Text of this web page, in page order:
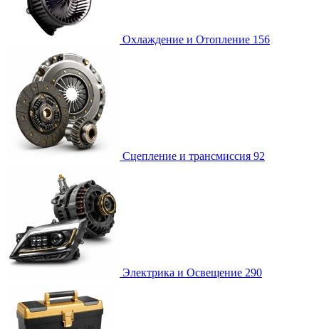
Охлаждение и Отопление 156
Сцепление и трансмиссия 92
Электрика и Освещение 290